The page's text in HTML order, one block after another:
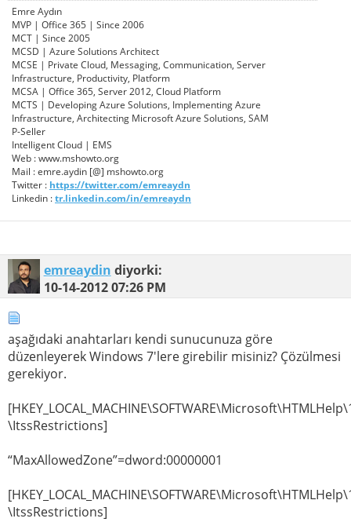
Emre Aydın
MVP | Office 365 | Since 2006
MCT | Since 2005
MCSD | Azure Solutions Architect
MCSE | Private Cloud, Messaging, Communication, Server
Infrastructure, Productivity, Platform
MCSA | Office 365, Server 2012, Cloud Platform
MCTS | Developing Azure Solutions, Implementing Azure
Infrastructure, Architecting Microsoft Azure Solutions, SAM
P-Seller
Intelligent Cloud | EMS
Web : www.mshowto.org
Mail : emre.aydin [@] mshowto.org
Twitter : https://twitter.com/emreaydn
Linkedin :tr.linkedin.com/in/emreaydn
emreaydin diyorki:
10-14-201207:26 PM
aşağıdaki anahtarları kendi sunucunuza göre
düzenleyerek Windows 7′lere girebilir misiniz? Çözülmesi
gerekiyor.
\ItssRestrictions]
“MaxAllowedZone”=dword:00000001
\ItssRestrictions]